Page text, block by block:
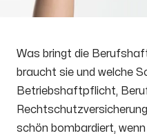
Was bringt die
braucht sie und welche
Betriebshaftpflicht,
schön bombardiert,